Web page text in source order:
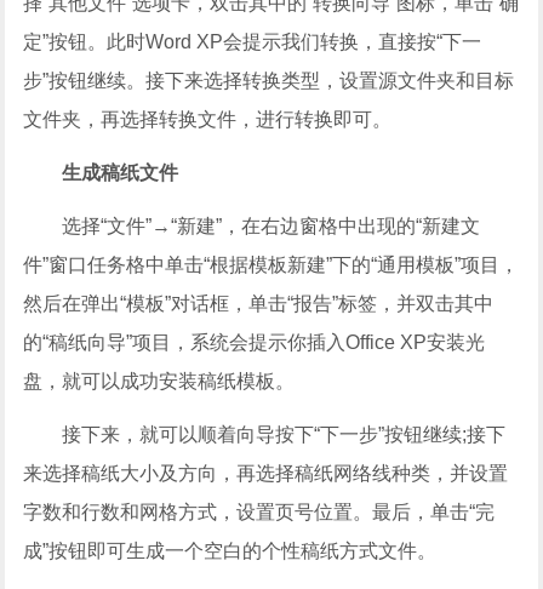
定”按钮。此时Word XP会提示我们转换，直接按“下一
步”按钮继续。接下来选择转换类型，设置源文件夹和目标
文件夹，再选择转换文件，进行转换即可。
生成稿纸文件
选择“文件”→“新建”，在右边窗格中出现的“新建文
件”窗口任务格中单击“根据模板新建”下的“通用模板”项目，
然后在弹出“模板”对话框，单击“报告”标签，并双击其中
的“稿纸向导”项目，系统会提示你插入Office XP安装光
盘，就可以成功安装稿纸模板。
接下来，就可以顺着向导按下“下一步”按钮继续;接下
来选择稿纸大小及方向，再选择稿纸网络线种类，并设置
字数和行数和网格方式，设置页号位置。最后，单击“完
成”按钮即可生成一个空白的个性稿纸方式文件。